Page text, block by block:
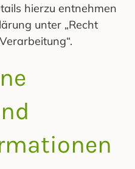
hierzu entnehmen
unter „Recht